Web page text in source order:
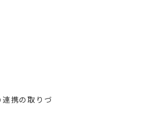
携の取りづ